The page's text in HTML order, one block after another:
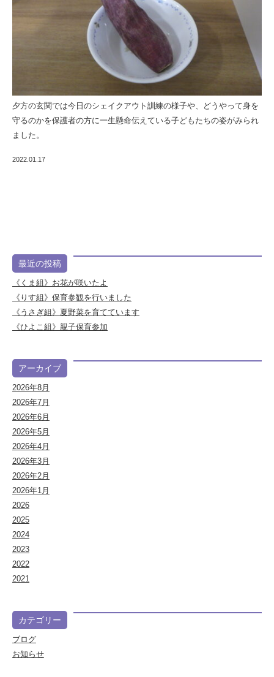
夕方の玄関では今日のシェイクアウト訓練の様子や、どうやって身を
守るのかを保護者の方に一生懸命伝えている子どもたちの姿がみられ
ました。
2022.01.17
最近の投稿
《くま組》お花が咲いたよ
《りす組》保育参観を行いました
《うさぎ組》夏野菜を育てています
《ひよこ組》親子保育参加
アーカイブ
2026年8月
2026年7月
2026年6月
2026年5月
2026年4月
2026年3月
2026年2月
2026年1月
2026
2025
2024
2023
2022
2021
カテゴリー
ブログ
お知らせ